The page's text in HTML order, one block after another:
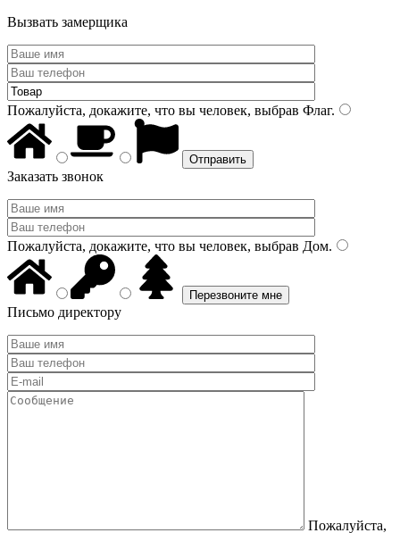
Вызвать замерщика
Пожалуйста, докажите, что вы человек, выбрав Флаг.
Заказать звонок
Пожалуйста, докажите, что вы человек, выбрав Дом.
Письмо директору
Пожалуйста,